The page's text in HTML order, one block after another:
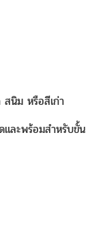
สนิม หรือสีเก่า
และพร้อมสำหรับขั้น